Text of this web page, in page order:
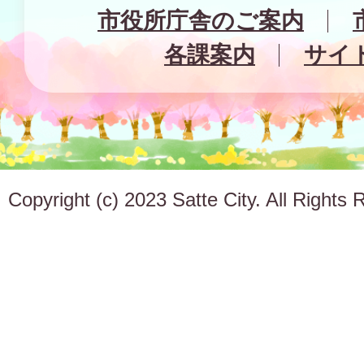
市役所庁舎のご案内
各課案内
サイ
Copyright (c) 2023 Satte City. All Rights